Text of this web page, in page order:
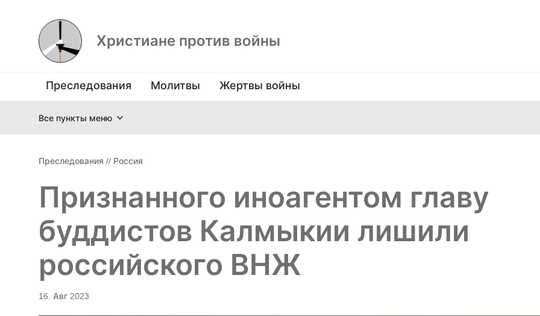
Христиане против войны
Преследования Молитвы Жертвы войны
Все пункты меню
Преследования // Россия
Признанного иноагентом главу
буддистов Калмыкии лишили
российского ВНЖ
16. Авг 2023